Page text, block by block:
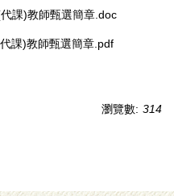
課)教師甄選簡章.doc
課)教師甄選簡章.pdf
瀏覽數: 314